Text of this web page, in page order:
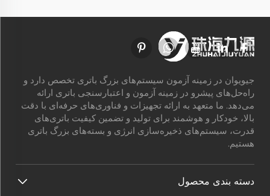
جیویوان در زمینه آزمون سیستم‌های بزرگ باتری تخصص دارد و
راه‌حل‌های پیشرو در زمینه آزمون و اعتبارسنجی باتری ارائه
می‌دهد. ما متعهد به ارائه تجهیزات و فناوری‌های حرفه‌ای با دقت
بالا، خودکار و هوشمند برای تولید و تضمین کیفیت باتری‌های
قدرت، سیستم‌های ذخیره‌سازی انرژی و بسته‌های بزرگ باتری
هستیم.
دسته بندی محصول